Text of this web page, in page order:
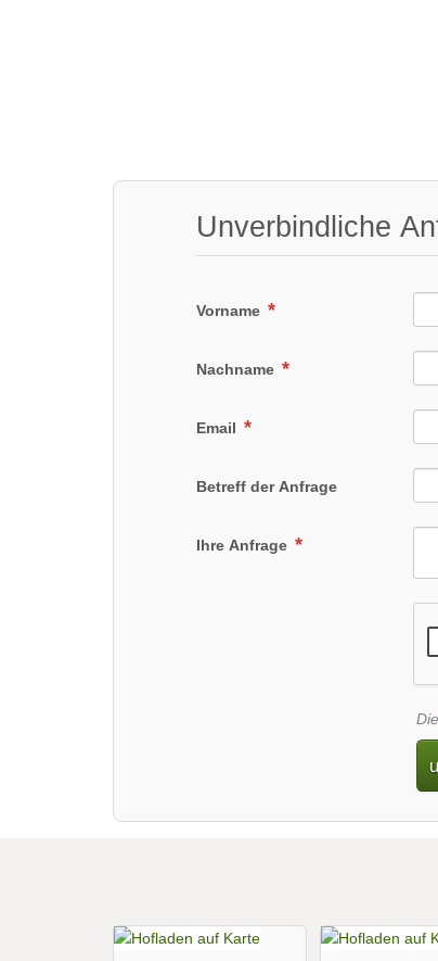
Unverbindliche
Vorname
Nachname
Email
Betreff der Anfrage
Ihre Anfrage